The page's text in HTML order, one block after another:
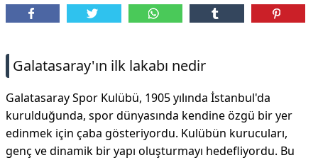
Galatasaray'ın ilk lakabı nedir
Galatasaray Spor Kulübü, 1905 yılında İstanbul'da
kurulduğunda, spor dünyasında kendine özgü bir yer
edinmek için çaba gösteriyordu. Kulübün kurucuları,
genç ve dinamik bir yapı oluşturmayı hedefliyordu. Bu